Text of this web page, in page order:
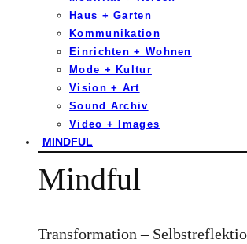
Haus + Garten
Kommunikation
Einrichten + Wohnen
Mode + Kultur
Vision + Art
Sound Archiv
Video + Images
MINDFUL
Mindful
Transformation –